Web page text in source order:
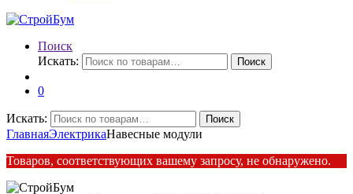
Поиск
Искать:
Поиск
0
Искать: Поиск
ГлавнаяЭлектрикаНавесные модули
Товаров, соответствующих вашему запросу, не обнаружено.